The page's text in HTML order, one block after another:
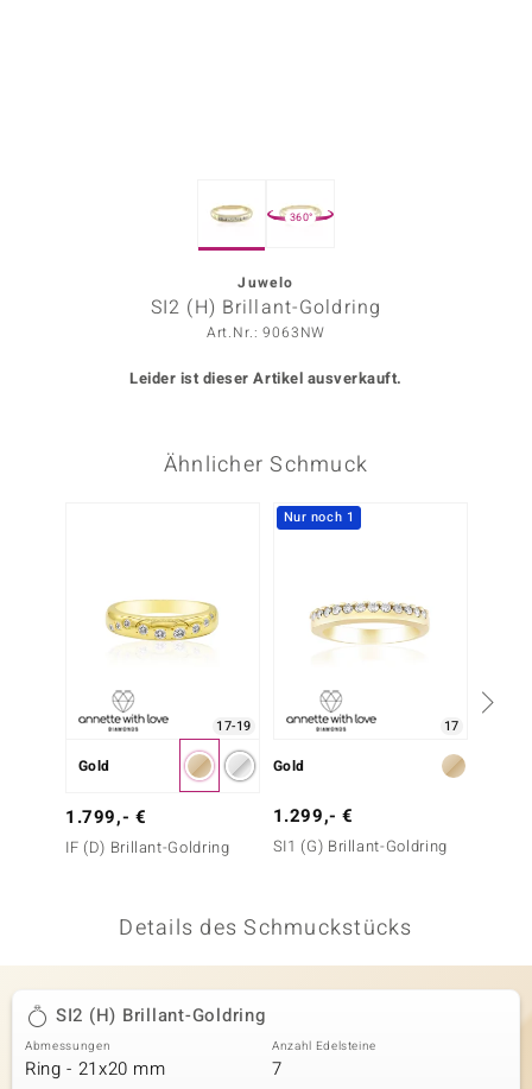
BY DE MELO
360°
Juwelo
SI2 (H) Brillant-Goldring
Art.Nr.: 9063NW
Leider ist dieser Artikel ausverkauft.
Ähnlicher Schmuck
17-19
Gold
1.799,- €
IF (D) Brillant-Goldring
Nur noch 1
17
Gold
1.299,- €
SI1 (G) Brillant-Goldring
Details des Schmuckstücks
SI2 (H) Brillant-Goldring
Abmessungen
Ring - 21x20 mm
Anzahl Edelsteine
7